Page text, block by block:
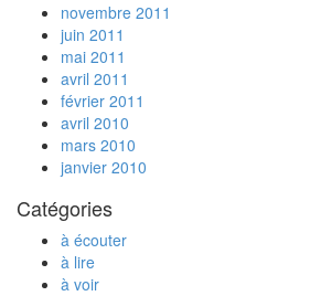
novembre 2011
juin 2011
mai 2011
avril 2011
février 2011
avril 2010
mars 2010
janvier 2010
Catégories
à écouter
à lire
à voir